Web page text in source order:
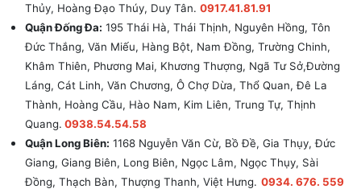
Thủy, Hoàng Đạo Thúy, Duy Tân. 0917.41.81.91
Quận Đống Đa: 195 Thái Hà, Thái Thịnh, Nguyên Hồng, Tôn
Đức Thắng, Văn Miếu, Hàng Bột, Nam Đồng, Trường Chinh,
Khâm Thiên, Phương Mai, Khương Thượng, Ngã Tư Sở,Đường
Láng, Cát Linh, Văn Chương, Ô Chợ Dừa, Thổ Quan, Đê La
Thành, Hoàng Cầu, Hào Nam, Kim Liên, Trung Tự, Thịnh
Quang. 0938.54.54.58
Quận Long Biên: 1168 Nguyễn Văn Cừ, Bồ Đề, Gia Thụy, Đức
Giang, Giang Biên, Long Biên, Ngọc Lâm, Ngọc Thụy, Sài
Đồng, Thạch Bàn, Thượng Thanh, Việt Hưng. 0934. 676. 559